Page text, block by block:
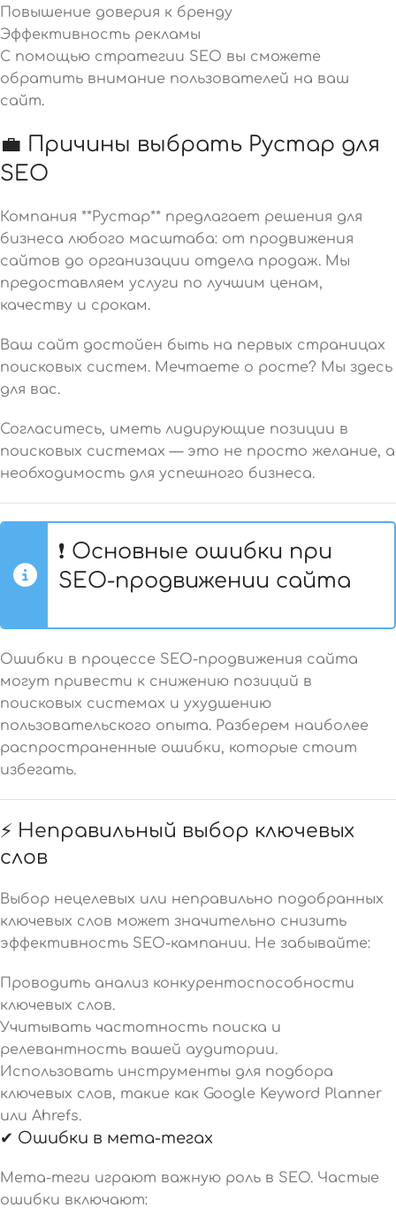
Повышение доверия к бренду
Эффективность рекламы
С помощью стратегии SEO вы сможете
обратить внимание пользователей на ваш
сайт.
💼 Причины выбрать Рустар для
SEO
Компания **Рустар** предлагает решения для
бизнеса любого масштаба: от продвижения
сайтов до организации отдела продаж. Мы
предоставляем услуги по лучшим ценам,
качеству и срокам.
Ваш сайт достойен быть на первых страницах
поисковых систем. Мечтаете о росте? Мы здесь
для вас.
Согласитесь, иметь лидирующие позиции в
поисковых системах — это не просто желание, а
необходимость для успешного бизнеса.
❗ Основные ошибки при
SEO-продвижении сайта
Ошибки в процессе SEO-продвижения сайта
могут привести к снижению позиций в
поисковых системах и ухудшению
пользовательского опыта. Разберем наиболее
распространенные ошибки, которые стоит
избегать.
⚡ Неправильный выбор ключевых
слов
Выбор нецелевых или неправильно подобранных
ключевых слов может значительно снизить
эффективность SEO-кампании. Не забывайте:
Проводить анализ конкурентоспособности
ключевых слов.
Учитывать частотность поиска и
релевантность вашей аудитории.
Использовать инструменты для подбора
ключевых слов, такие как Google Keyword Planner
или Ahrefs.
✔ Ошибки в мета-тегах
Мета-теги играют важную роль в SEO. Частые
ошибки включают: